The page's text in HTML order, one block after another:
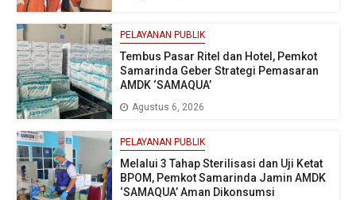
PELAYANAN PUBLIK
Tembus Pasar Ritel dan Hotel, Pemkot
Samarinda Geber Strategi Pemasaran
AMDK ‘SAMAQUA’
Agustus 6, 2026
PELAYANAN PUBLIK
Melalui 3 Tahap Sterilisasi dan Uji Ketat
BPOM, Pemkot Samarinda Jamin AMDK
‘SAMAQUA’ Aman Dikonsumsi